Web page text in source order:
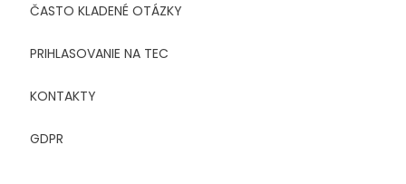
ČASTO KLADENÉ OTÁZKY
PRIHLASOVANIE NA TEC
KONTAKTY
GDPR